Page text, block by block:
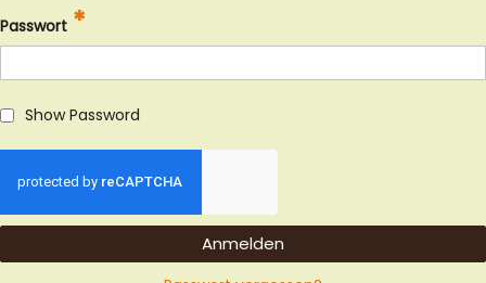
Passwort
Show Password
Anmelden